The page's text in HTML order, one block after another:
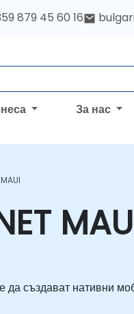
879 45 60 16
За нас
създават нативни